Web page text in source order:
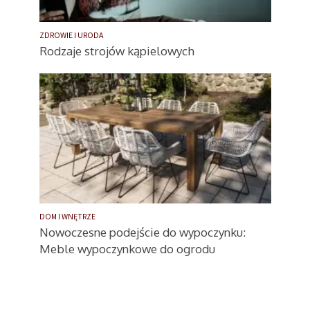
ZDROWIE I URODA
Rodzaje strojów kąpielowych
DOM I WNĘTRZE
Nowoczesne podejście do wypoczynku:
Meble wypoczynkowe do ogrodu